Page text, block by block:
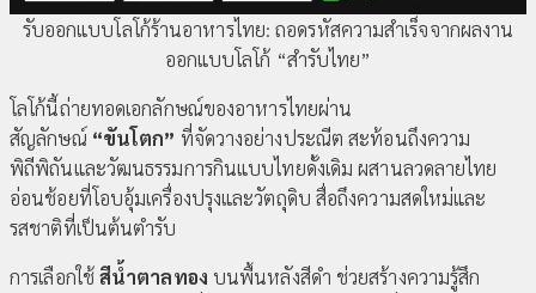
รับออกแบบโลโก้ร้านอาหารไทย: ถอดรหัสความสำเร็จจากผลงาน
ออกแบบโลโก้ “สำรับไทย”
โลโก้นี้ถ่ายทอดเอกลักษณ์ของอาหารไทยผ่าน
สัญลักษณ์ “ขันโตก” ที่จัดวางอย่างประณีต สะท้อนถึงความ
พิถีพิถันและวัฒนธรรมการกินแบบไทยดั้งเดิม ผสานลวดลายไทย
อ่อนช้อยที่โอบอุ้มเครื่องปรุงและวัตถุดิบ สื่อถึงความสดใหม่และ
รสชาติที่เป็นต้นตำรับ
การเลือกใช้สีน้ำตาลทอง บนพื้นหลังสีดำ ช่วยสร้างความรู้สึก